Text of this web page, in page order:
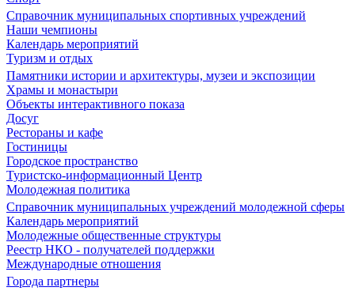
Справочник муниципальных спортивных учреждений
Наши чемпионы
Календарь мероприятий
Туризм и отдых
Памятники истории и архитектуры, музеи и экспозиции
Храмы и монастыри
Объекты интерактивного показа
Досуг
Рестораны и кафе
Гостиницы
Городское пространство
Туристско-информационный Центр
Молодежная политика
Справочник муниципальных учреждений молодежной сферы
Календарь мероприятий
Молодежные общественные структуры
Реестр НКО - получателей поддержки
Международные отношения
Города партнеры